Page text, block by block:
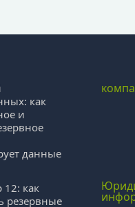
как
и
данные
12: как
резервные